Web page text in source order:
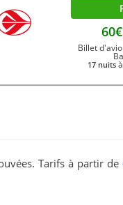
60€
Billet
17 nuitsà
Tarifs à partir de